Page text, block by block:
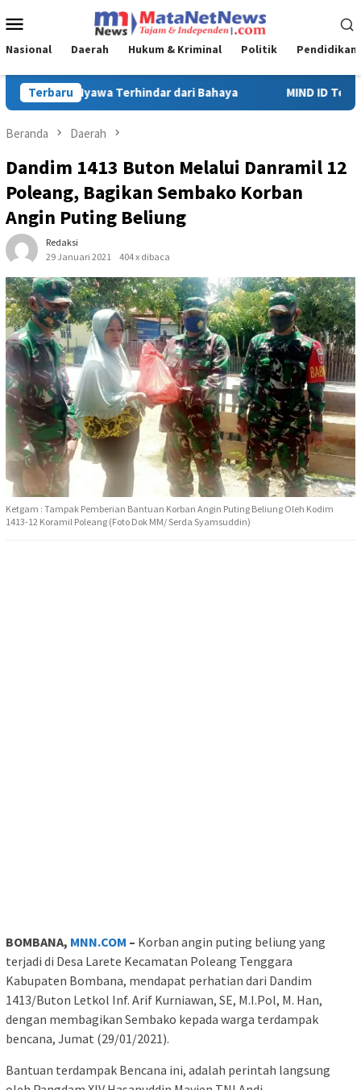
ke
Mobile
Nasional Daerah Hukum & Kriminal Politik Pendidikan
Terbaru
MIND ID Tegaskan Dukungan Penuh Bagi PT Vale di
Beranda Daerah
Dandim 1413 Buton Melalui Danramil 12
Poleang, Bagikan Sembako Korban
Angin Puting Beliung
Redaksi
29 Januari 2021
404 x dibaca
Ketgam : Tampak Pemberian Bantuan Korban Angin Puting Beliung Oleh Kodim
1413-12 Koramil Poleang (Foto Dok MM/ Serda Syamsuddin)
BOMBANA, MNN.COM – Korban angin puting beliung yang
terjadi di Desa Larete Kecamatan Poleang Tenggara
Kabupaten Bombana, mendapat perhatian dari Dandim
1413/Buton Letkol Inf. Arif Kurniawan, SE, M.I.Pol, M. Han,
dengan membagikan Sembako kepada warga terdampak
bencana, Jumat (29/01/2021).
Bantuan terdampak Bencana ini, adalah perintah langsung